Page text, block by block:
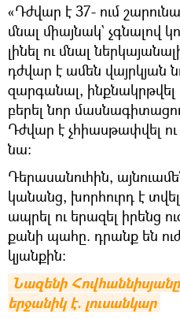
«Դժվար է 37- ում
մնալ միայնակ` չգնալով
լինել ու մնալ
դժվար է ամեն վայրկյան
զարգանալ,
բերել նոր
Դժվար է չհիասթափվել ու
նա:
Դերասանուհին,
կանանց, խորհուրդ է
ապրել ու երազել իրենց
քանի պահը. դրանք են
կյանքին։
Նազենի
երջանիկ է. լուսանկար